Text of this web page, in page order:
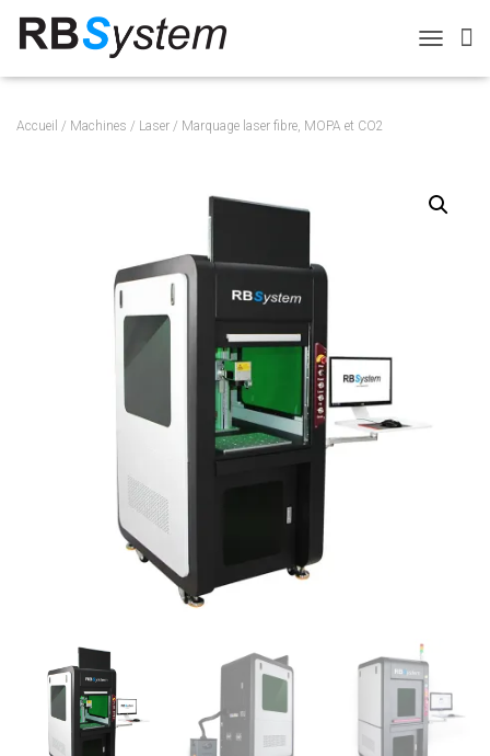
O
A
Accueil / Machines / Laser / Marquage laser fibre, MOPA et CO2